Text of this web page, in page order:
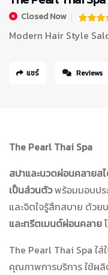
Closed Now
Modern Hair Style
แชร์ Reviews
The Pearl Thai Spa
สปาและนวดผ่อนคลายส
เป็นส่วนตัวพร้อมมอบปร
และจิตใจรู้สึกสบาย ด้วย
และทรีตเมนต์ผ่อนคลาย
The Pearl Thai Spa ใส่
คุณภาพการบริการ ใช้